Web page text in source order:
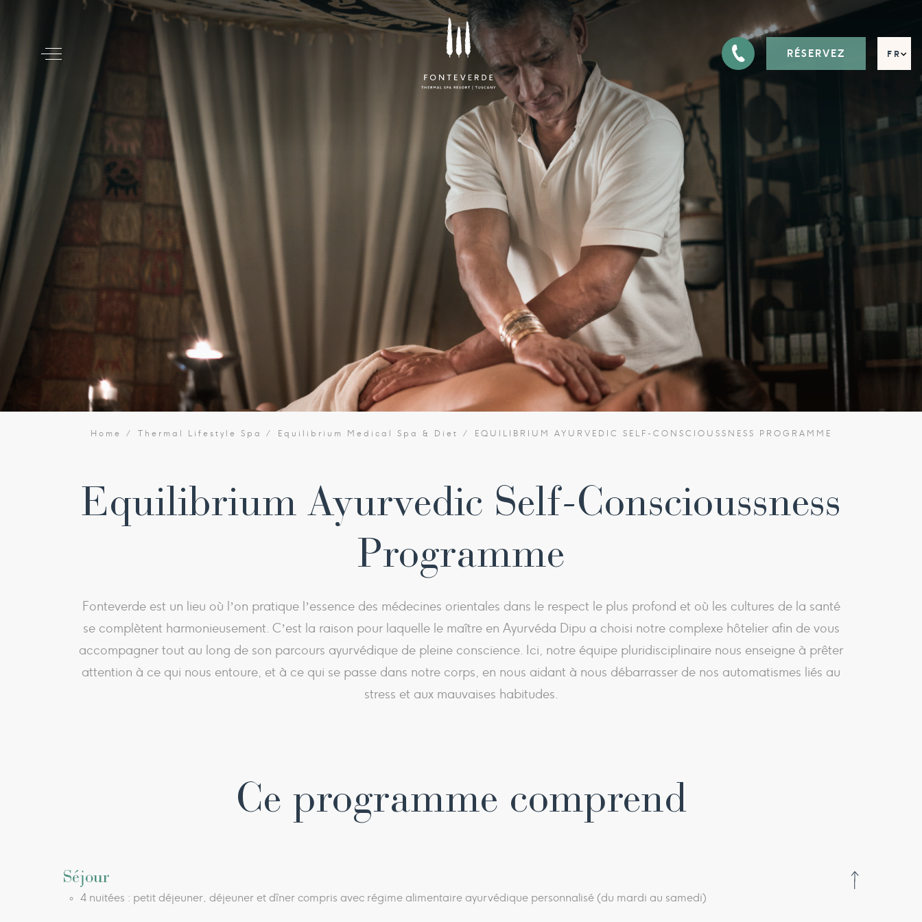
RÉSERVEZ FR
Home Thermal Lifestyle Spa Equilibrium Medical Spa & Diet EQUILIBRIUM AYURVEDIC SELF-CONSCIOUSSNESS PROGRAMME
Equilibrium Ayurvedic Self-Conscioussness
Programme
Fonteverde est un lieu où l’on pratique l’essence des médecines orientales dans le respect le plus profond et où les cultures de la santé
se complètent harmonieusement. C’est la raison pour laquelle le maître en Ayurvéda Dipu a choisi notre complexe hôtelier afin de vous
accompagner tout au long de son parcours ayurvédique de pleine conscience. Ici, notre équipe pluridisciplinaire nous enseigne à prêter
attention à ce qui nous entoure, et à ce qui se passe dans notre corps, en nous aidant à nous débarrasser de nos automatismes liés au
stress et aux mauvaises habitudes.
Ce programme comprend
Séjour
4 nuitées : petit déjeuner, déjeuner et dîner compris avec régime alimentaire ayurvédique personnalisé (du mardi au samedi)